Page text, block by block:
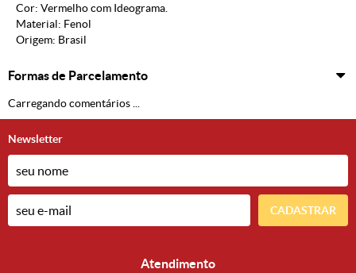
Cor: Vermelho com Ideograma.
Material: Fenol
Origem: Brasil
Formas de Parcelamento
Carregando comentários ...
Newsletter
CADASTRAR
Atendimento